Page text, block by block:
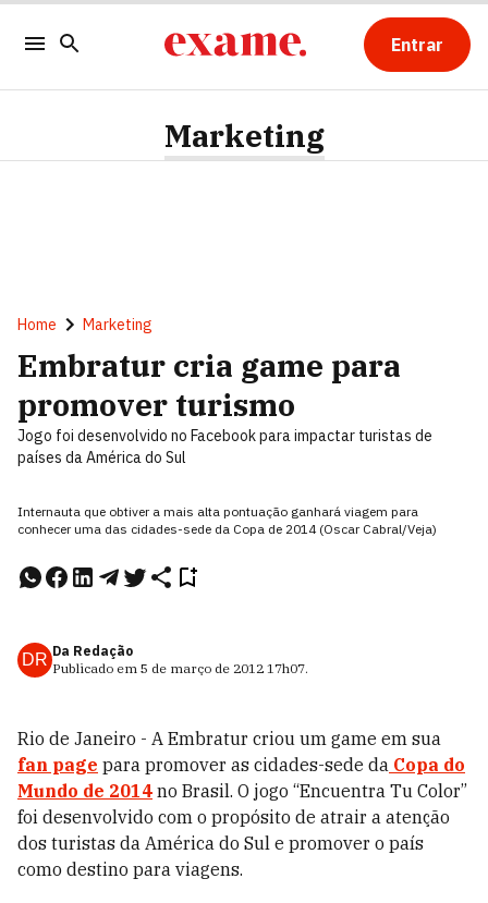
Entrar
Marketing
Home Marketing
Embratur cria game para
promover turismo
Jogo foi desenvolvido no Facebook para impactar turistas de
países da América do Sul
Internauta que obtiver a mais alta pontuação ganhará viagem para
conhecer uma das cidades-sede da Copa de 2014 (Oscar Cabral/Veja)
DR Da Redação
Publicado em 5 de março de 2012 17h07.
Rio de Janeiro - A Embratur criou um game em sua
fan page para promover as cidades-sede da Copa do
Mundo de 2014 no Brasil. O jogo “Encuentra Tu Color”
foi desenvolvido com o propósito de atrair a atenção
dos turistas da América do Sul e promover o país
como destino para viagens.